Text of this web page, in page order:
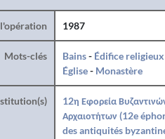
1987
Mots-clés Bains- Édifice religieux
Église- Monastère
12η Εφορεία
Αρχαιοτήτων (12e
des antiquités